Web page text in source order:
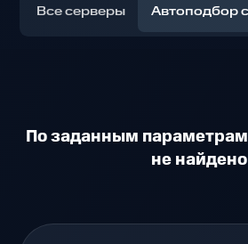
Все серверы Автоподбор
По заданным параметрам
не найдено